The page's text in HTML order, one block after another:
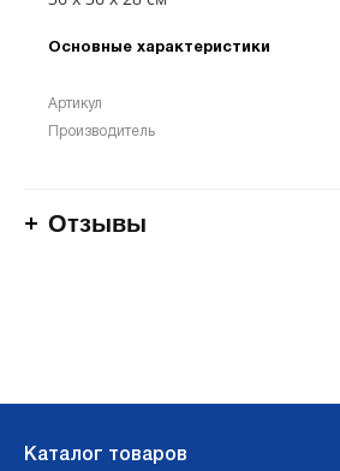
Основные характеристики
Артикул
Производитель
Отзывы
Каталог товаров